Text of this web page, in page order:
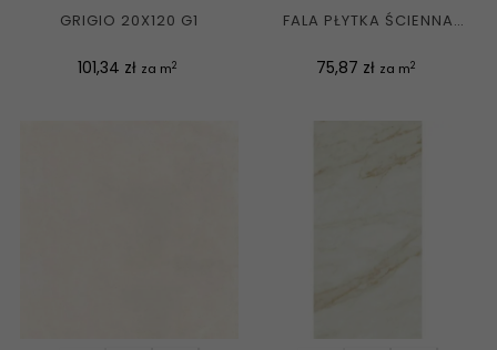
GRIGIO 20X120 G1
Cena
101,34 zł za m2
FALA PŁYTKA ŚCIENNA
Cena
75,87 zł za m2